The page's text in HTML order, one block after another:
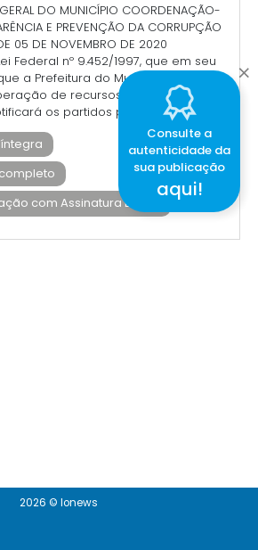
DO MUNICÍPIO COORDENAÇÃO-
E PREVENÇÃO DA CORRUPÇÃO
05 DE NOVEMBRO DE 2020
Federal nº 9.452/1997, que em seu
a Prefeitura do Município
de recursos, de que trata o
os partidos políticos, o...
com Assinatura Digital
2026 © Ionews
Consulte a
autenticidade da
sua publicação
aqui!